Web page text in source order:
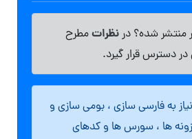
منتشر شده؟ درنظراتمطرح
در دسترس قرار گیرد.
به فارسی سازی ، بومی سازی و
ها ، سورس ها و کدهای